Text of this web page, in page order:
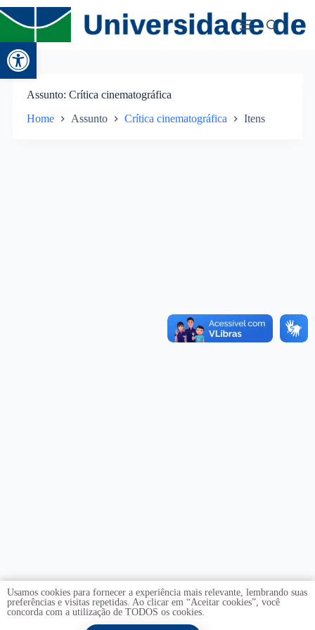
Abrir a barra de ferramentas
Assunto Crítica cinematográfica
Home Assunto Crítica cinematográfica Itens
Usamos cookies para fornecer a experiência mais relevante, lembrando suas
preferências e visitas repetidas. Ao clicar em “Aceitar cookies”, você
concorda com a utilização de TODOS os cookies.